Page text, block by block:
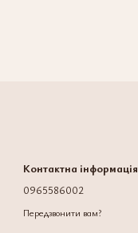
Контактна інформація
0965586002
Передзвонити вам?